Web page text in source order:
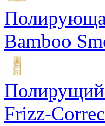
Bamboo
Полирущий
Frizz-